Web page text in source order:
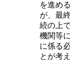
を進め
が、最
続の上
機関等
に係る
とが考